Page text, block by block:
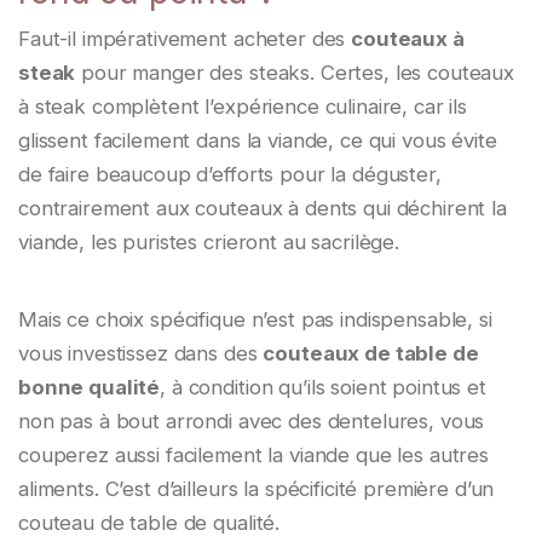
Faut-il impérativement acheter des couteaux à
steak pour manger des steaks. Certes, les couteaux
à steak complètent l’expérience culinaire, car ils
glissent facilement dans la viande, ce qui vous évite
de faire beaucoup d’efforts pour la déguster,
contrairement aux couteaux à dents qui déchirent la
viande, les puristes crieront au sacrilège.
Mais ce choix spécifique n’est pas indispensable, si
vous investissez dans des couteaux de table de
bonne qualité, à condition qu’ils soient pointus et
non pas à bout arrondi avec des dentelures, vous
couperez aussi facilement la viande que les autres
aliments. C’est d’ailleurs la spécificité première d’un
couteau de table de qualité.